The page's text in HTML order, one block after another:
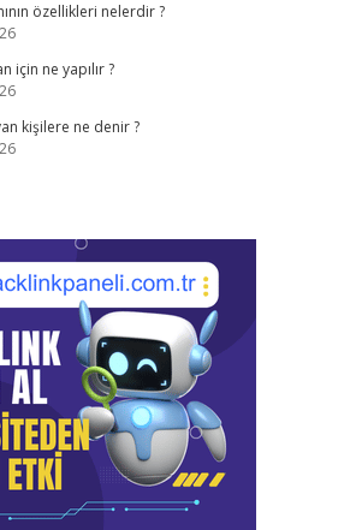
özellikleri nelerdir ?
için ne yapılır ?
kişilere ne denir ?